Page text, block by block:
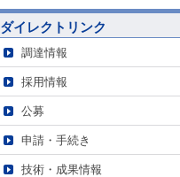
ダイレクトリンク
調達情報
採用情報
公募
申請・手続き
技術・成果情報